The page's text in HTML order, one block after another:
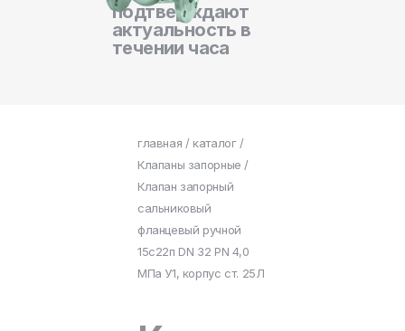
подтверждают
актуальность в
течении часа
главная / каталог/
Клапаны запорные /
Клапан запорный
сальниковый
фланцевый ручной
15с22п DN 32 PN 4,0
МПа У1, корпус ст. 25Л